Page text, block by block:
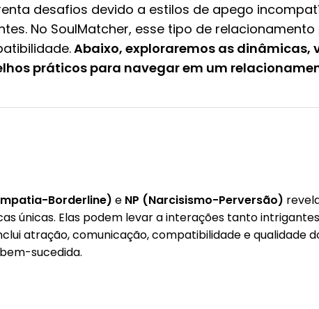
desafios devido a estilos de apego
No SoulMatcher, esse tipo de
Abaixo, exploraremos as dinâmicas,
práticos para navegar em um
Borderline) e NP (Narcisismo-Perversão)
únicas. Elas podem levar a interações tanto
atração, comunicação, compatibilidade e qualidade
sucedida.